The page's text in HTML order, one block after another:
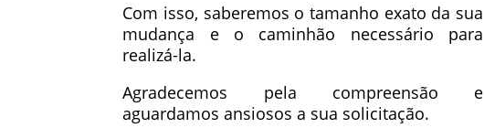
Com isso, saberemos o tamanho exato da sua
mudança e o caminhão necessário para
realizá-la.
Agradecemos pela compreensão e
aguardamos ansiosos a sua solicitação.